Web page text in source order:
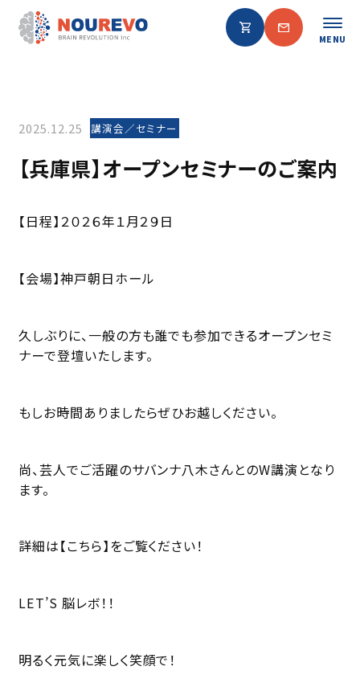
MENU
2025.12.25 講演会／セミナー
【兵庫県】オープンセミナーのご案内
【日程】２０２６年１月２９日
【会場】神戸朝日ホール
久しぶりに、一般の方も誰でも参加できるオープンセミ
ナーで登壇いたします。
もしお時間ありましたらぜひお越しください。
尚、芸人でご活躍のサバンナ八木さんとのW講演となり
ます。
詳細は【こちら】をご覧ください！
LET’S 脳レボ！！
明るく元気に楽しく笑顔で！